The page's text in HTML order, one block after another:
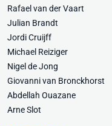
Rafael van der Vaart
Julian Brandt
Jordi Cruijff
Michael Reiziger
Nigel de Jong
Giovanni van Bronckhorst
Abdellah Ouazane
Arne Slot